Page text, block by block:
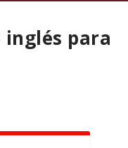
inglés para